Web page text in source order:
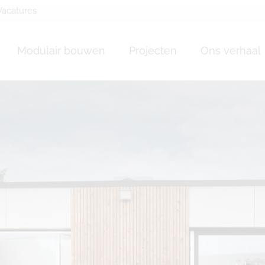
Modulair bouwen Projecten Ons verhaal
Verlaine